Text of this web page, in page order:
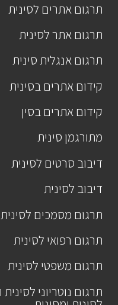
תרגום אתרים לסינית
תרגום אתר לסינית
תרגום אנגלית סינית
קידום אתרים בסינית
קידום אתרים בסין
מתורגמן סינית
דיבוב סרטים לסינית
דיבוב לסינית
תרגום מסמכים לסינית
תרגום רפואי לסינית
תרגום משפטי לסינית
תרגום נוטריוני